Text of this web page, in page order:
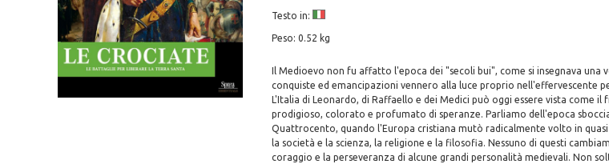
Testo in:
Peso: 0.52 kg
Il Medioevo non fu affatto l'epoca dei "secoli bui", come si insegnava una
conquiste ed emancipazioni vennero alla luce proprio nell'effervescente
L'Italia di Leonardo, di Raffaello e dei Medici può oggi essere vista come
prodigioso, colorato e profumato di speranze. Parliamo dell'epoca
Quattrocento, quando l'Europa cristiana mutò radicalmente volto in
la società e la scienza, la religione e la filosofia. Nessuno di questi
coraggio e la perseveranza di alcune grandi personalità medievali. Non